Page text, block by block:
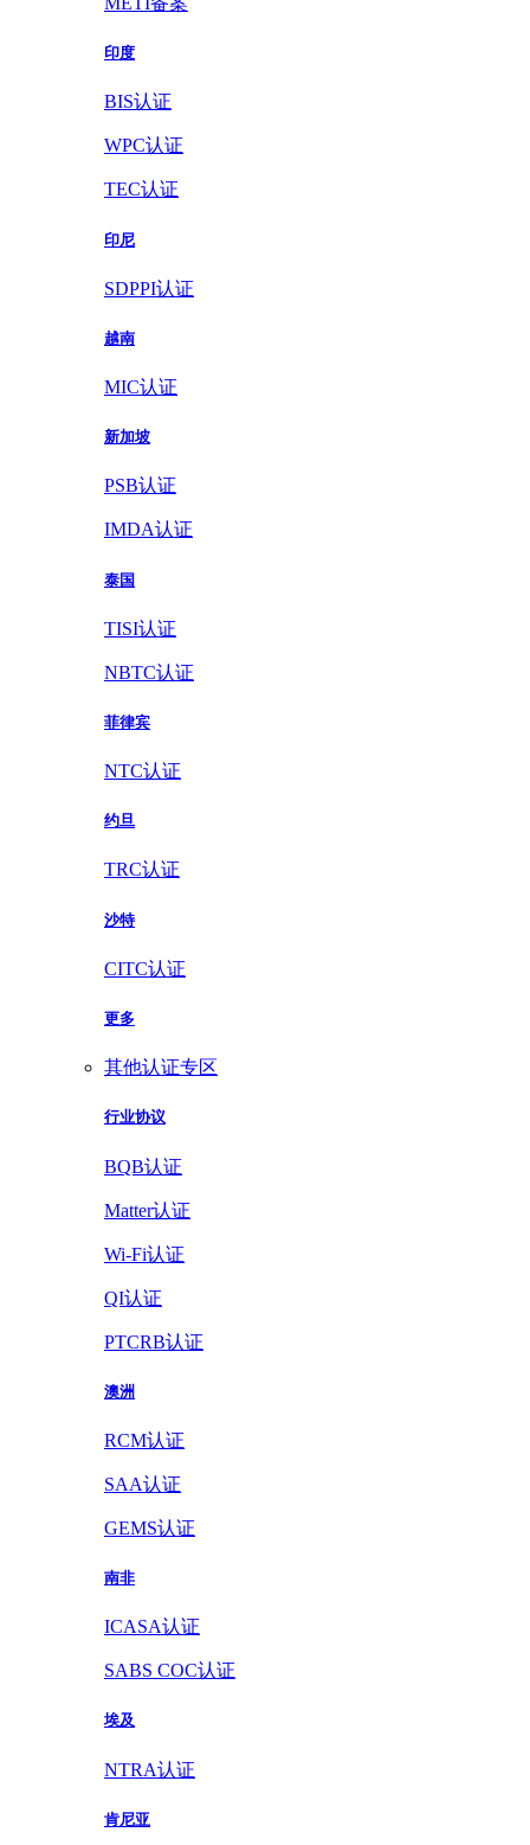
印度
BIS认证
WPC认证
TEC认证
印尼
SDPPI认证
越南
MIC认证
新加坡
PSB认证
IMDA认证
泰国
TISI认证
NBTC认证
菲律宾
NTC认证
约旦
TRC认证
沙特
CITC认证
更多
其他认证专区
行业协议
BQB认证
Matter认证
Wi-Fi认证
QI认证
PTCRB认证
澳洲
RCM认证
SAA认证
GEMS认证
南非
ICASA认证
SABS COC认证
埃及
NTRA认证
肯尼亚